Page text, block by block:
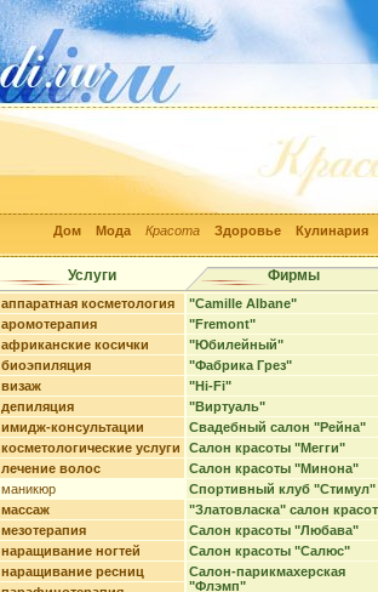
Дом Мода Красота Здоровье Кулинария
Услуги Фирмы
аппаратная косметология
аромотерапия
африканские косички
биоэпиляция
визаж
депиляция
имидж-консультации
косметологические услуги
лечение волос
маникюр
массаж
мезотерапия
наращивание ногтей
наращивание ресниц
"Camille Albane"
"Fremont"
"Юбилейный"
"Фабрика Грез"
"Hi-Fi"
"Виртуаль"
Свадебный салон "Рейна"
Салон красоты "Мегги"
Салон красоты "Минона"
Спортивный клуб "Стимул"
"Златовласка" салон
Салон красоты "Любава"
Салон красоты "Салюс"
Салон-парикмахерская
"Флэмп"